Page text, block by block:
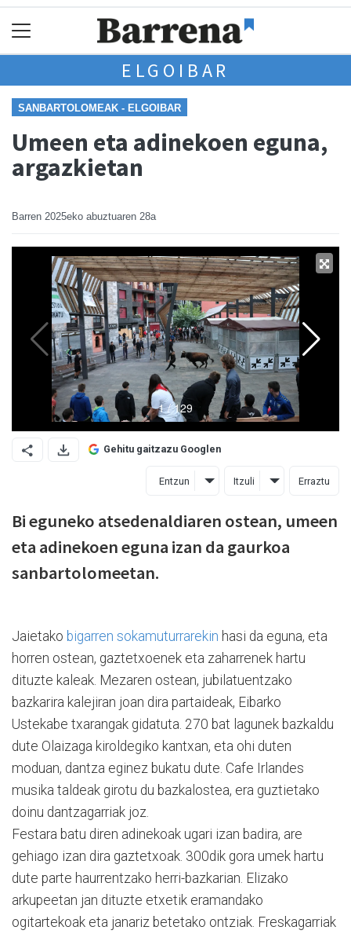
ELGOIBAR
SANBARTOLOMEAK - ELGOIBAR
Umeen eta adinekoen eguna,
argazkietan
Barren 2025eko abuztuaren 28a
Gehitu gaitzazu Googlen
Entzun Itzuli Erraztu
Bi eguneko atsedenaldiaren ostean, umeen
eta adinekoen eguna izan da gaurkoa
sanbartolomeetan.
Jaietako bigarren sokamuturrarekin hasi da eguna, eta
horren ostean, gaztetxoenek eta zaharrenek hartu
dituzte kaleak. Mezaren ostean, jubilatuentzako
bazkarira kalejiran joan dira partaideak, Eibarko
Ustekabe txarangak gidatuta. 270 bat lagunek bazkaldu
dute Olaizaga kiroldegiko kantxan, eta ohi duten
moduan, dantza eginez bukatu dute. Cafe Irlandes
musika taldeak girotu du bazkalostea, era guztietako
doinu dantzagarriak joz.
Festara batu diren adinekoak ugari izan badira, are
gehiago izan dira gaztetxoak. 300dik gora umek hartu
dute parte haurrentzako herri-bazkarian. Elizako
arkupeetan jan dituzte etxetik eramandako
ogitartekoak eta janariz betetako ontziak. Freskagarriak